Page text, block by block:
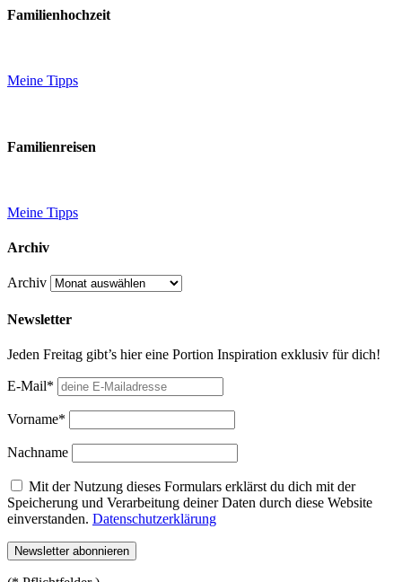
Familienhochzeit
Meine Tipps
Familienreisen
Meine Tipps
Archiv
Archiv
Newsletter
Jeden Freitag gibt’s hier eine Portion Inspiration exklusiv für dich!
E-Mail*
Vorname*
Nachname
Mit der Nutzung dieses Formulars erklärst du dich mit der
Speicherung und Verarbeitung deiner Daten durch diese Website
einverstanden. Datenschutzerklärung